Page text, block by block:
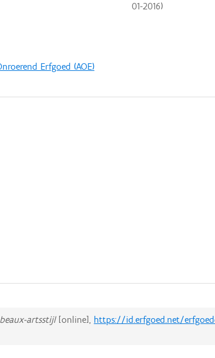
01-2016)
Erfgoed (AOE)
artsstijl[online], https://id.erfgoed.net/